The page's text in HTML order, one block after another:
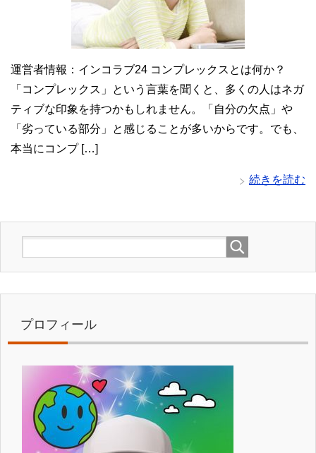
運営者情報：インコラブ24 コンプレックスとは何か？
「コンプレックス」という言葉を聞くと、多くの人はネガ
ティブな印象を持つかもしれません。「自分の欠点」や
「劣っている部分」と感じることが多いからです。でも、
本当にコンプ […]
続きを読む
プロフィール